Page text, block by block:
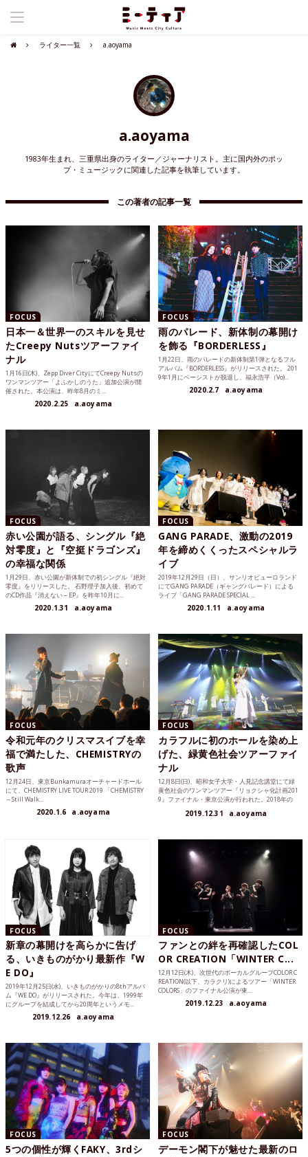
ライター一覧 a.aoyama
a.aoyama
1983年生まれ、三重県出身のライター／ジャーナリスト。主に国内外のポッ
プ・ミュージックに関連した記事を執筆しています。
この著者の記事一覧
FOCUS
日本一＆世界一のスキルを見せ
たCreepy Nutsツアーファイ
ナル
1月16日(木)、Zepp Diver CityにてCreepy Nutsの
ワンマンツアー「よふかしのうた」追加公演が開
催された。本公演は、昨年8月のミ...
2020.2.25 a.aoyama
FOCUS
雨のパレード、新体制の幕開け
を飾る『BORDERLESS』
1月22日、雨のパレードの新体制第1弾となるフル
アルバム『BORDERLESS』がリリースされた。 201
9年1月にベーシストが脱退し、福永浩平（Vo)...
2020.2.7 a.aoyama
FOCUS
赤い公園が語る、シングル『絶
対零度』と『空挺ドラゴンズ』
の幸福な関係
1月29日、赤い公園が新体制での初シングル『絶対
零度』をリリースした。 石野理子加入後、初めて
のCD作品『消えない – EP』を昨年10月に...
2020.1.31 a.aoyama
FOCUS
GANG PARADE、激動の2019
年を締めくくったスペシャルラ
イブ
2019年12月29日（日）、サンリオピューロランド
にてGANG PARADE（ギャングパレード）による
ライブ「GANG PARADE SPECIAL ...
2020.1.11 a.aoyama
FOCUS
令和元年のクリスマスイブを幸
福で満たした、CHEMISTRYの
歌声
12月24日、東京Bunkamuraオーチャードホール
にて、CHEMISTRY LIVE TOUR 2019 「CHEMISTRY
～Still Walk...
2020.1.6 a.aoyama
FOCUS
カラフルに初のホールを染め上
げた、緑黄色社会ツアーファイ
ナル
12月8日(日)、昭和女子大学・人見記念講堂にて緑
黄色社会のワンマンツアー『リョクシャ化計画201
9』ファイナル・東京公演が行われた。2018年の
2019.12.31 a.aoyama
FOCUS
新章の幕開けを高らかに告げ
る、いきものがかり最新作『W
E DO』
2019年12月25日(水)、いきものがかりの8thアルバ
ム『WE DO』がリリースされた。今年は、1999年
にグループを結成してから20周年というメモ...
2019.12.26 a.aoyama
FOCUS
ファンとの絆を再確認したCOL
OR CREATION「WINTER C...
12月12日(木)、次世代のボーカルグループCOLOR C
REATION(以下、カラクリ)によるツアー「WINTER
COLORS」のファイナル公演が東...
2019.12.23 a.aoyama
FOCUS
5つの個性が輝くFAKY、3rdシ
FOCUS
デーモン閣下が魅せた最新のロ